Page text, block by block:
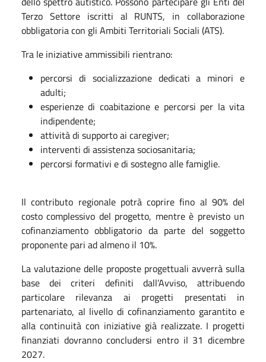
Terzo Settore iscritti al RUNTS, in collaborazione
obbligatoria con gli Ambiti Territoriali Sociali (ATS).
Tra le iniziative ammissibili rientrano:
percorsi di socializzazione dedicati a minori e
adulti;
esperienze di coabitazione e percorsi per la vita
indipendente;
attività di supporto ai caregiver;
interventi di assistenza sociosanitaria;
percorsi formativi e di sostegno alle famiglie.
Il contributo regionale potrà coprire fino al 90% del
costo complessivo del progetto, mentre è previsto un
cofinanziamento obbligatorio da parte del soggetto
proponente pari ad almeno il 10%.
La valutazione delle proposte progettuali avverrà sulla
base dei criteri definiti dall’Avviso, attribuendo
particolare rilevanza ai progetti presentati in
partenariato, al livello di cofinanziamento garantito e
alla continuità con iniziative già realizzate. I progetti
finanziati dovranno concludersi entro il 31 dicembre
2027.